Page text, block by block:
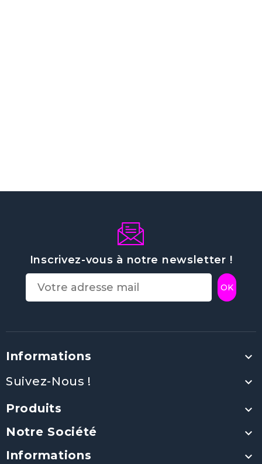
Inscrivez-vous à notre newsletter !
Informations

Suivez-Nous !

Produits

Notre Société

Informations
